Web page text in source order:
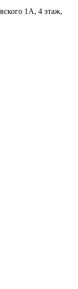
1А, 4 этаж,